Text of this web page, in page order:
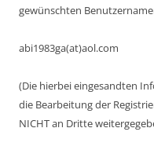
gewünschten
abi1983ga(at)aol.com
(Die hierbei eingesandten
die Bearbeitung der
NICHT an Dritte